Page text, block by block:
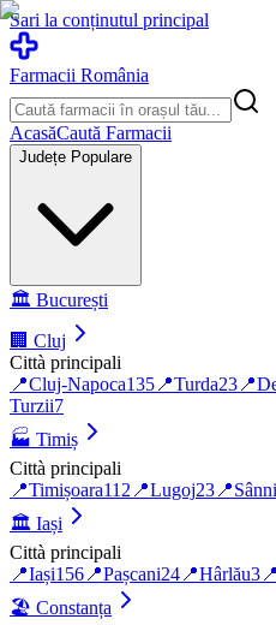
Sari la conținutul principal
Farmacii România
AcasăCaută Farmacii
Județe Populare
🏛️ București
🏢 Cluj
Città principali
📍Cluj-Napoca135 📍Turda23 📍
Turzii7
🏭 Timiș
Città principali
📍Timișoara112 📍Lugoj23 📍
🏛️ Iași
Città principali
📍Iași156 📍Pașcani24 📍Hârlău3 📍
🏖️ Constanța